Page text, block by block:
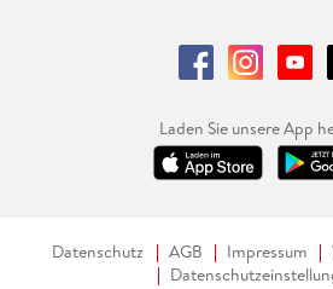
Laden Sie unsere App
Datenschutz AGB Impressum